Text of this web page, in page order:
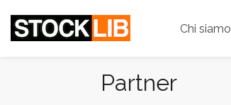
Chi siamo
Partner